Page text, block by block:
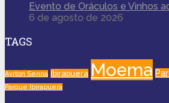
Evento de Oráculos e Vinhos
6 de agosto de 2026
TAGS
Ayrton Senna Ibirapuera Moema
Parque Ibirapuera